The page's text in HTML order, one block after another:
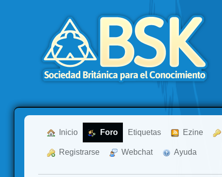
Inicio Foro Etiquetas Ezine
Registrarse Webchat Ayuda